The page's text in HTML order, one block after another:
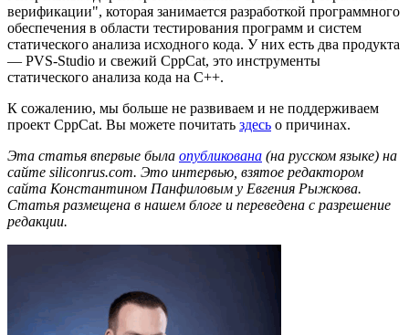
верификации", которая занимается разработкой программного
обеспечения в области тестирования программ и систем
статического анализа исходного кода. У них есть два продукта
— PVS-Studio и свежий CppCat, это инструменты
статического анализа кода на C++.
К сожалению, мы больше не развиваем и не поддерживаем
проект CppCat. Вы можете почитать здесь о причинах.
Эта статья впервые была опубликована (на русском языке) на
сайте siliconrus.com. Это интервью, взятое редактором
сайта Константином Панфиловым у Евгения Рыжкова.
Статья размещена в нашем блоге и переведена с разрешение
редакции.